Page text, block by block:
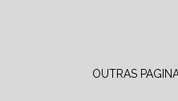
OUTRAS